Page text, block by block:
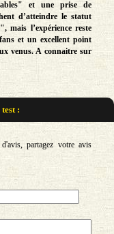
et une prise de
d’atteindre le statut
mais l’expérience reste
et un excellent point
venus. A connaitre sur
test :
partagez votre avis